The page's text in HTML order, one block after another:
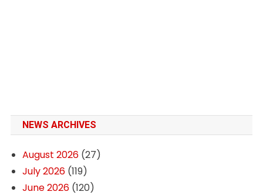
NEWS ARCHIVES
August 2026(27)
July 2026(119)
June 2026(120)